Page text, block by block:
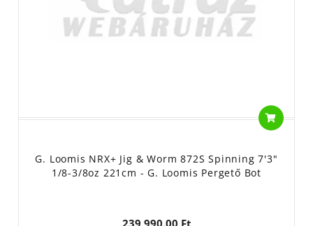
G. Loomis NRX+ Jig & Worm 872S Spinning 7'3"
1/8-3/8oz 221cm - G. Loomis Pergető Bot
239 990,00 Ft